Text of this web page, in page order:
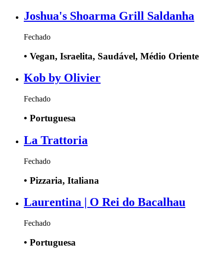
Joshua's Shoarma Grill Saldanha
Fechado
• Vegan, Israelita, Saudável, Médio Oriente
Kob by Olivier
Fechado
• Portuguesa
La Trattoria
Fechado
• Pizzaria, Italiana
Laurentina | O Rei do Bacalhau
Fechado
• Portuguesa